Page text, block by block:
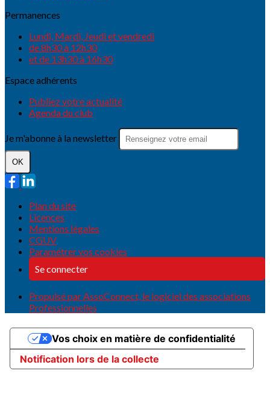
Permanences
Lundi, Mardi, Jeudi et vendredi
de 8h30 à 12h30
et de 13h30 à 16h30
Espace adhérents
Publiez votre actualité
Agenda du club
Je m'abonne à la newsletter
OK
Plan du site
Licences
Mentions légales
CGUV
Paramétrer vos cookies
Se connecter
Propulsé par AssoConnect, le logiciel des associations
Professionnelles
Notification lors de la collecte
Vos choix en matière de confidentialité